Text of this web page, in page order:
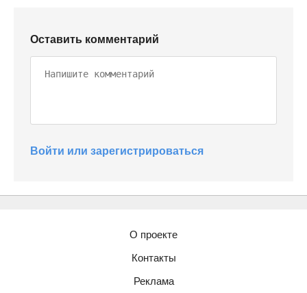
Оставить комментарий
Войти или зарегистрироваться
О проекте
Контакты
Реклама